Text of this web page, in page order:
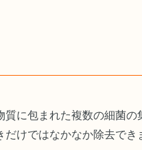
質に包まれた複数の細菌の
けではなかなか除去でき